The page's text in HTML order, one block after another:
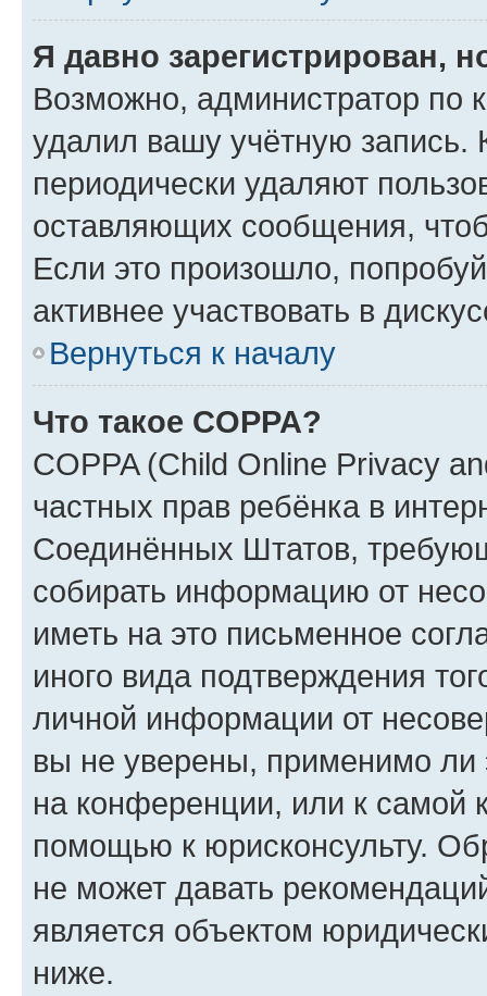
Я давно зарегистрирован,
Возможно, администратор по
удалил вашу учётную запись.
периодически удаляют
оставляющих сообщения,
Если это произошло,
активнее участвовать в
Вернуться к началу
Что такое COPPA?
COPPA (Child Online Privacy
частных прав ребёнка в
Соединённых Штатов,
собирать информацию от
иметь на это письменное
иного вида подтверждения
личной информации от
вы не уверены, применимо ли
на конференции, или к самой
помощью к юрисконсульту.
не может давать
является объектом
ниже.